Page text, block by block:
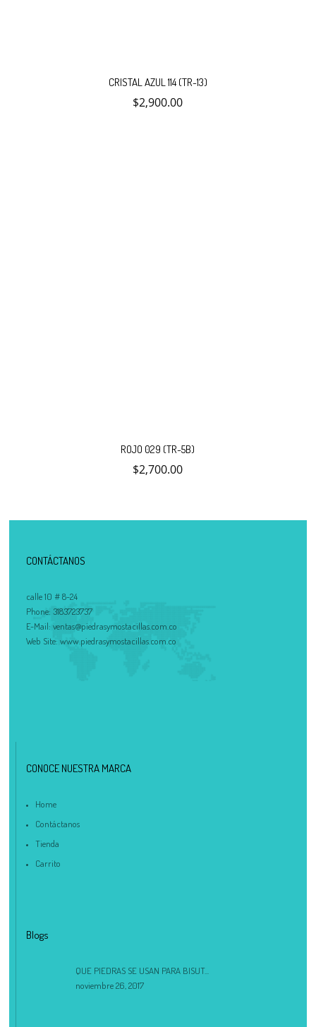
CRISTAL AZUL 114 (TR-13)
$2,900.00
ROJO 029 (TR-5B)
$2,700.00
CONTÁCTANOS
calle 10 # 8-24
Phone: 3183723737
E-Mail: ventas@piedrasymostacillas.com.co
Web Site: www.piedrasymostacillas.com.co
CONOCE NUESTRA MARCA
Home
Contáctanos
Tienda
Carrito
Blogs
QUE PIEDRAS SE USAN PARA BISUT...
noviembre 26, 2017